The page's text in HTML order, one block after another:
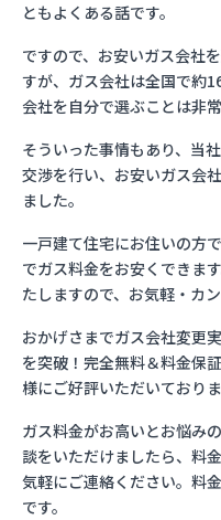
ともよくある話です。
ですので、お安いガス会社
すが、ガス会社は全国で約
会社を自分で選ぶことは非
そういった事情もあり、当
交渉を行い、お安いガス会
ました。
一戸建て住宅にお住いの方
でガス料金をお安くできま
たしますので、お気軽・カ
おかげさまでガス会社変更
を突破！完全無料＆料金保
様にご好評いただいておりま
ガス料金がお高いとお悩み
談をいただけましたら、料
気軽にご連絡ください。料
です。